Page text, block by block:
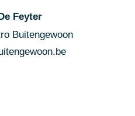
Feyter
Buitengewoon